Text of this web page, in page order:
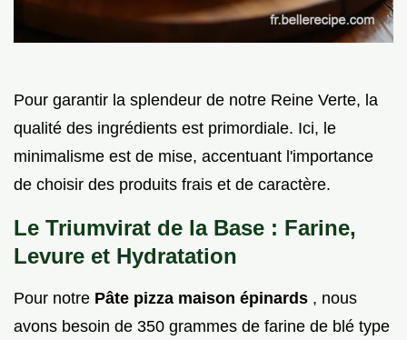
Pour garantir la splendeur de notre Reine Verte, la
qualité des ingrédients est primordiale. Ici, le
minimalisme est de mise, accentuant l'importance
de choisir des produits frais et de caractère.
Le Triumvirat de la Base : Farine,
Levure et Hydratation
Pour notre Pâte pizza maison épinards , nous
avons besoin de 350 grammes de farine de blé type